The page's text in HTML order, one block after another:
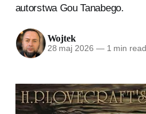
autorstwa Gou Tanabego.
Wojtek
28 maj 2026 —1 min read